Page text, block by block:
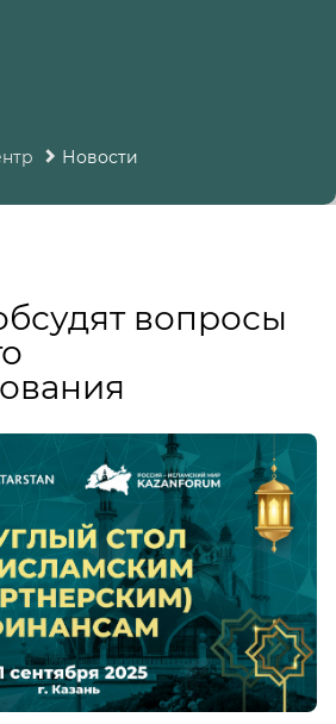
Новости
вопросы